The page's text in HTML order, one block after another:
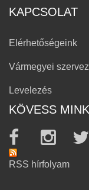
KAPCSOLAT
Elérhetőségeink
Vármegyei
Levelezés
KÖVESS
RSS hírfolyam